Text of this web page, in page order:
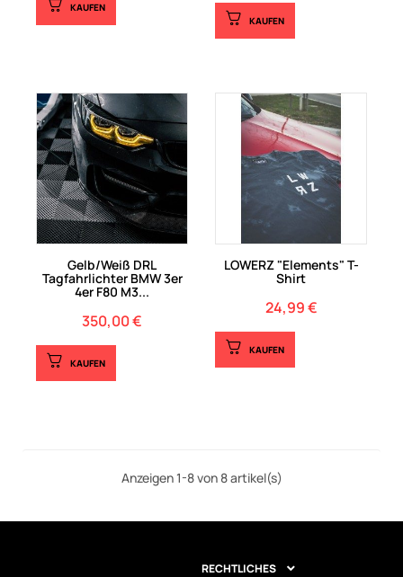
KAUFEN
KAUFEN
Gelb/Weiß DRL
Tagfahrlichter BMW 3er
4er F80 M3...
Preis
350,00 €
KAUFEN
LOWERZ "Elements" T-
Shirt
Preis
24,99 €
KAUFEN
Anzeigen 1-8 von 8 artikel(s)
RECHTLICHES 